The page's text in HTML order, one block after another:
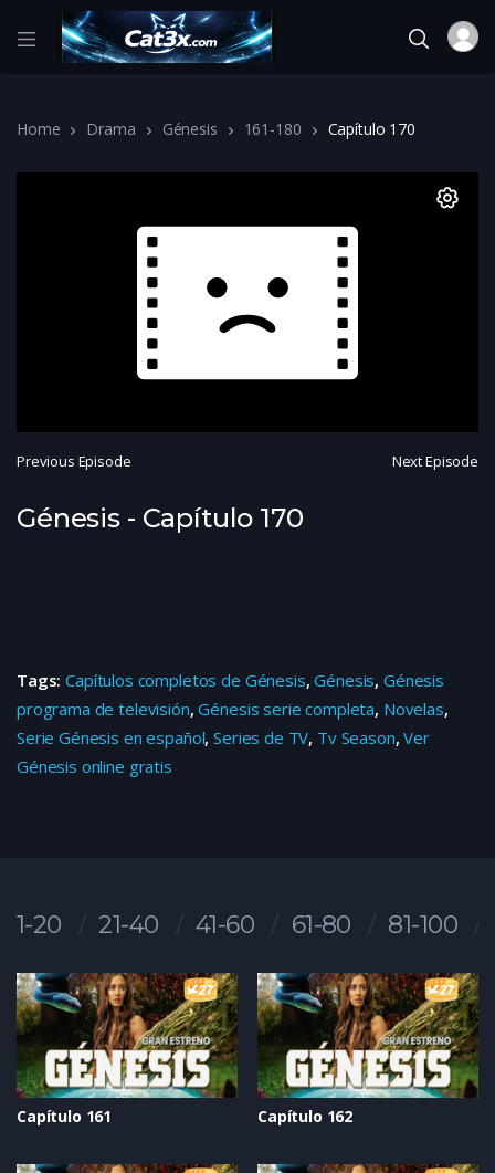
Home Drama Génesis 161-180 Capítulo 170
Previous Episode Next Episode
Génesis - Capítulo 170
Tags:Capítulos completos de Génesis,Génesis, Génesis
programa de televisión,Génesis serie completa, Novelas,
Serie Génesis en español,Series de TV, Tv Season,Ver
Génesis online gratis
1-20 21-40 41-60 61-80 81-100
Capítulo 161 Capítulo 162